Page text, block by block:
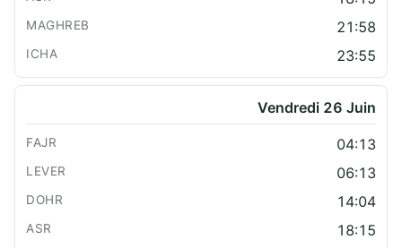
21:58
23:55
Vendredi 26 Juin
04:13
06:13
14:04
18:15